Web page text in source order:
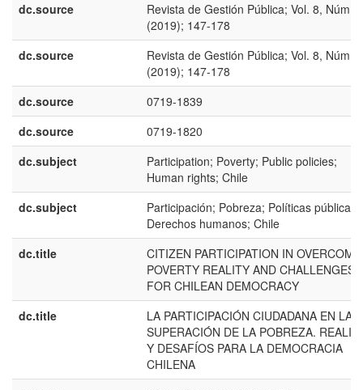
dc.source
Revista de Gestión Pública; Vol. 8, Núm. 2
(2019); 147-178
dc.source
Revista de Gestión Pública; Vol. 8, Núm. 2
(2019); 147-178
dc.source
0719-1839
dc.source
0719-1820
dc.subject
Participation; Poverty; Public policies;
Human rights; Chile
dc.subject
Participación; Pobreza; Políticas públicas;
Derechos humanos; Chile
dc.title
CITIZEN PARTICIPATION IN
POVERTY REALITY AND CHALLENGES
FOR CHILEAN DEMOCRACY
dc.title
LA PARTICIPACIÓN CIUDADANA EN LA
SUPERACIÓN DE LA POBREZA.
Y DESAFÍOS PARA LA DEMOCRACIA
CHILENA